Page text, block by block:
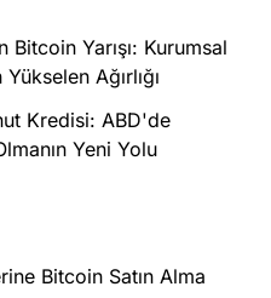
Bitcoin Yarışı: Kurumsal
Ağırlığı
Kredisi: ABD'de
Yeni Yolu
Bitcoin Satın Alma